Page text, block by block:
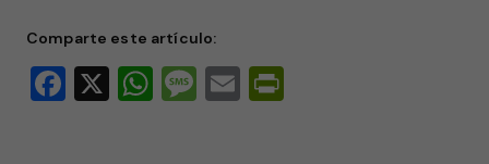
Comparte este artículo:
Facebook
X WhatsApp
Message
Email